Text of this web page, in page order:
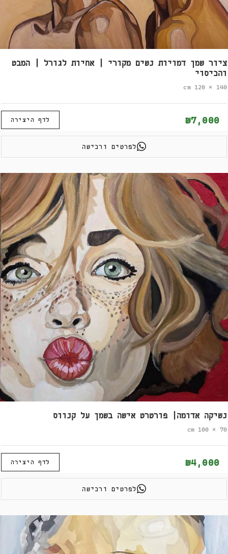
ציור שמן דמויות נשים מקורי | אחיות לגורל | המבט
והכיסוי
140 × 120 cm
₪7,000 לדף היצירה
לפרטים ורכישה
נשיקה אדומה| פורטרט אישה בשמן על קנווס
70 × 100 cm
₪4,000 לדף היצירה
לפרטים ורכישה